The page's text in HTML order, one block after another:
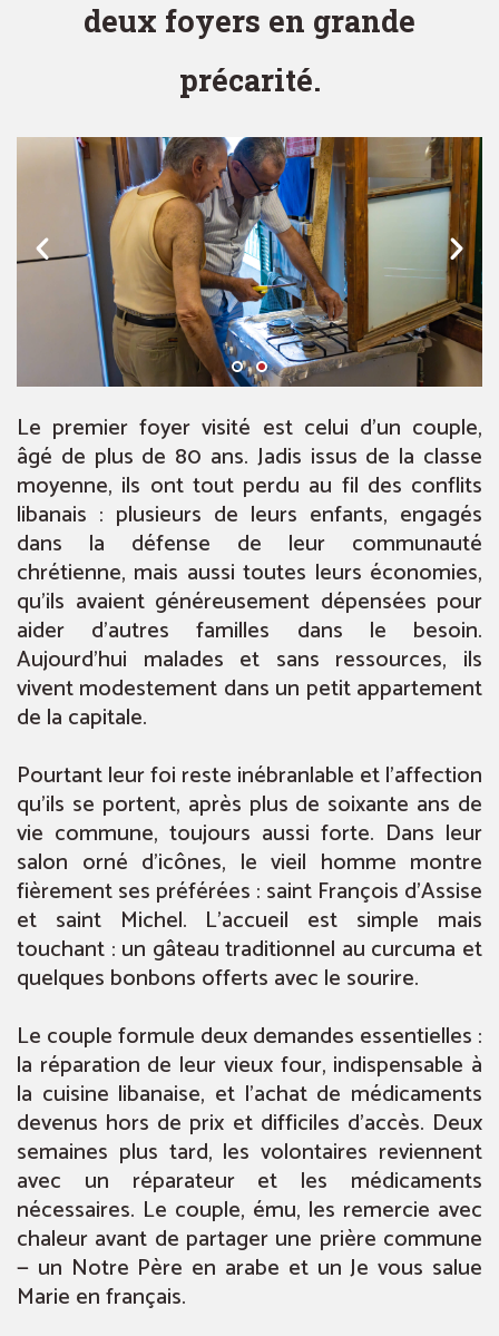
deux foyers en grande
précarité.
Le premier foyer visité est celui d’un couple,
âgé de plus de 80 ans. Jadis issus de la classe
moyenne, ils ont tout perdu au fil des conflits
libanais : plusieurs de leurs enfants, engagés
dans la défense de leur communauté
chrétienne, mais aussi toutes leurs économies,
qu’ils avaient généreusement dépensées pour
aider d’autres familles dans le besoin.
Aujourd’hui malades et sans ressources, ils
vivent modestement dans un petit appartement
de la capitale.
Pourtant leur foi reste inébranlable et l’affection
qu’ils se portent, après plus de soixante ans de
vie commune, toujours aussi forte. Dans leur
salon orné d’icônes, le vieil homme montre
fièrement ses préférées : saint François d’Assise
et saint Michel. L’accueil est simple mais
touchant : un gâteau traditionnel au curcuma et
quelques bonbons offerts avec le sourire.
Le couple formule deux demandes essentielles :
la réparation de leur vieux four, indispensable à
la cuisine libanaise, et l’achat de médicaments
devenus hors de prix et difficiles d’accès. Deux
semaines plus tard, les volontaires reviennent
avec un réparateur et les médicaments
nécessaires. Le couple, ému, les remercie avec
chaleur avant de partager une prière commune
— un Notre Père en arabe et un Je vous salue
Marie en français.